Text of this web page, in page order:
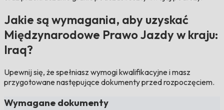
Jakie są wymagania, aby uzyskać
Międzynarodowe Prawo Jazdy w kraju:
Iraq?
Upewnij się, że spełniasz wymogi kwalifikacyjne i masz
przygotowane następujące dokumenty przed rozpoczęciem.
Wymagane dokumenty